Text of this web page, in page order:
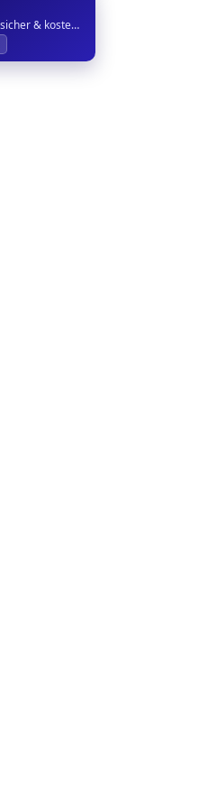
Strom & Gas automatisch wechseln • sicher & kostenlos